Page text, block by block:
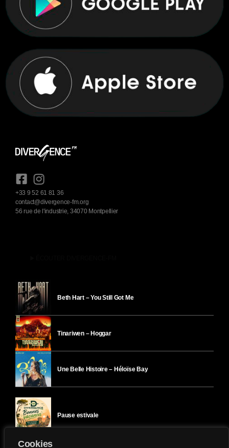
Cookies
+33 9 52 61 81 36
contact@divergence-fm.org
56 rue de l'industrie, 34070 Montpellier
Beth Hart – You Still Got Me
Tinariwen – Hoggar
Une Belle Histoire – Héloïse Bay
Pause estivale